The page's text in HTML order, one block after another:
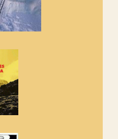
signen el
dels Camins
dels
Aniol d'Aguja
implicats
del refugi i